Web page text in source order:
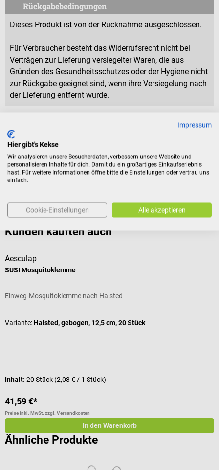
Rückgabebedingungen
Dieses Produkt ist von der Rücknahme ausgeschlossen.
Für Verbraucher besteht das Widerrufsrecht nicht bei
Verträgen zur Lieferung versiegelter Waren, die aus
Gründen des Gesundheitsschutzes oder der Hygiene nicht
zur Rückgabe geeignet sind, wenn ihre Versiegelung nach
der Lieferung entfernt wurde.
Eigenschaften
Produktidentifikation
Kunden kauften auch
Aesculap
SUSI Mosquitoklemme
Einweg-Mosquitoklemme nach Halsted
Variante:Halsted, gebogen, 12,5 cm, 20 Stück
Inhalt: 20 Stück (2,08 € / 1 Stück)
41,59 €*
Preise inkl. MwSt. zzgl. Versandkosten
In den Warenkorb
Ähnliche Produkte
Impressum
Hier gibt's Kekse
Wir analysieren unsere Besucherdaten, verbessern unsere Website und
personalisieren Inhalte für dich. Damit du ein großartiges Einkaufserlebnis
hast. Für weitere Informationen öffne bitte die Einstellungen oder vertrau uns
einfach.
Cookie-Einstellungen Alle akzeptieren